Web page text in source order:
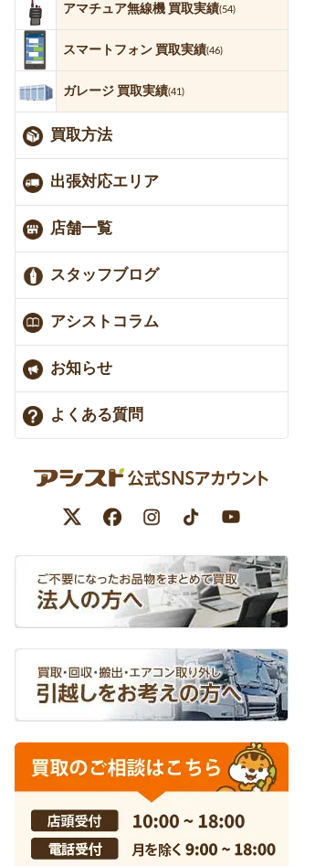
アマチュア無線機 買取実績(54)
スマートフォン 買取実績(46)
ガレージ 買取実績(41)
買取方法
出張対応エリア
店舗一覧
スタッフブログ
アシストコラム
お知らせ
よくある質問